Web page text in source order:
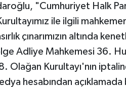
"Cumhuriyet Halk
ile ilgili
çınarımızın altında
Adliye Mahkemesi 36.
Olağan Kurultayı'nın
hesabından açıklamada